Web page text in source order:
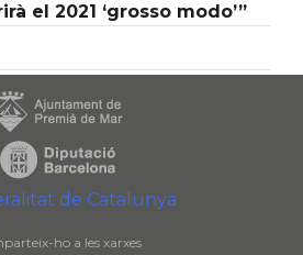
el 2021 ‘grosso modo’”
ho a les xarxes